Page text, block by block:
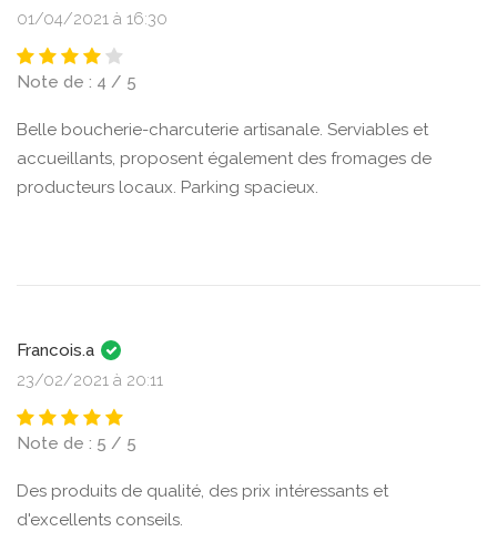
01/04/2021 à 16:30
Note de : 4 / 5
Belle boucherie-charcuterie artisanale. Serviables et
accueillants, proposent également des fromages de
producteurs locaux. Parking spacieux.
Francois.a
23/02/2021 à 20:11
Note de : 5 / 5
Des produits de qualité, des prix intéressants et
d'excellents conseils.